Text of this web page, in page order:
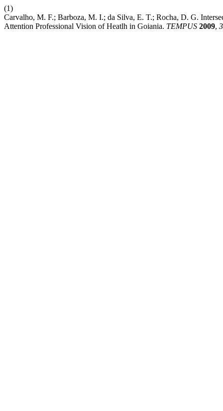
(1)
Carvalho, M. F.; Barboza, M. I.; da Silva, E. T.; Rocha, D. G.
Attention Professional Vision of Heatlh in Goiania. TEMPUS 2009, 3